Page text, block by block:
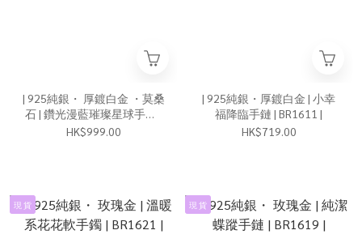
| 925純銀・ 厚鍍白金 ・莫桑
石 | 鑽光漫藍璀璨星球手鏈 |
BR1631 |
HK$999.00
| 925純銀・厚鍍白金 | 小幸
福降臨手鏈 | BR1611 |
HK$719.00
現 貨 現 貨